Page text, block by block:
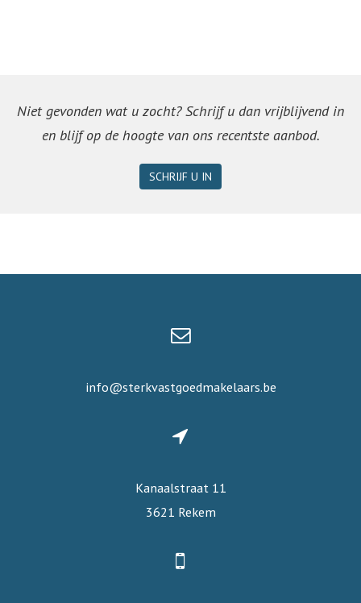
Niet gevonden wat u zocht? Schrijf u dan vrijblijvend in
en blijf op de hoogte van ons recentste aanbod.
SCHRIJF U IN
info@sterkvastgoedmakelaars.be
Kanaalstraat 11
3621 Rekem